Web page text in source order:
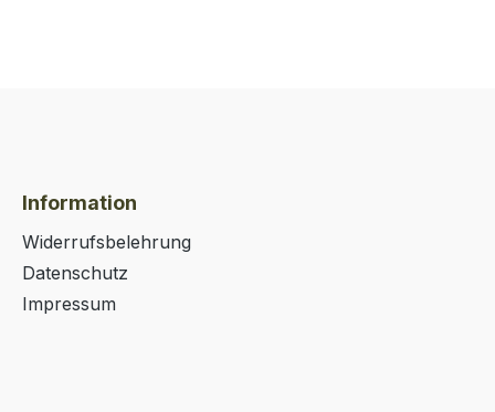
Information
Widerrufsbelehrung
Datenschutz
Impressum